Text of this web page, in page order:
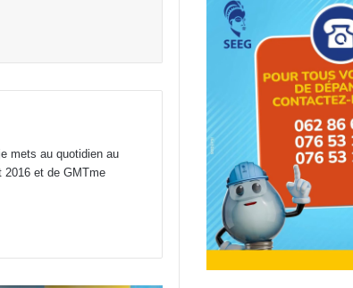
mets au quotidien au
2016 et de GMTme
qui asphyxient les
des
sans
: le risque d’une
de 738 milliards